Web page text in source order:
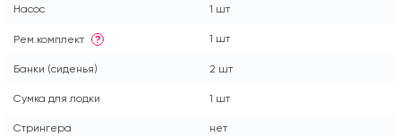
Насос 1 шт
Рем.комплект ? 1 шт
Банки (сиденья) 2 шт
Сумка для лодки 1 шт
Стрингера нет